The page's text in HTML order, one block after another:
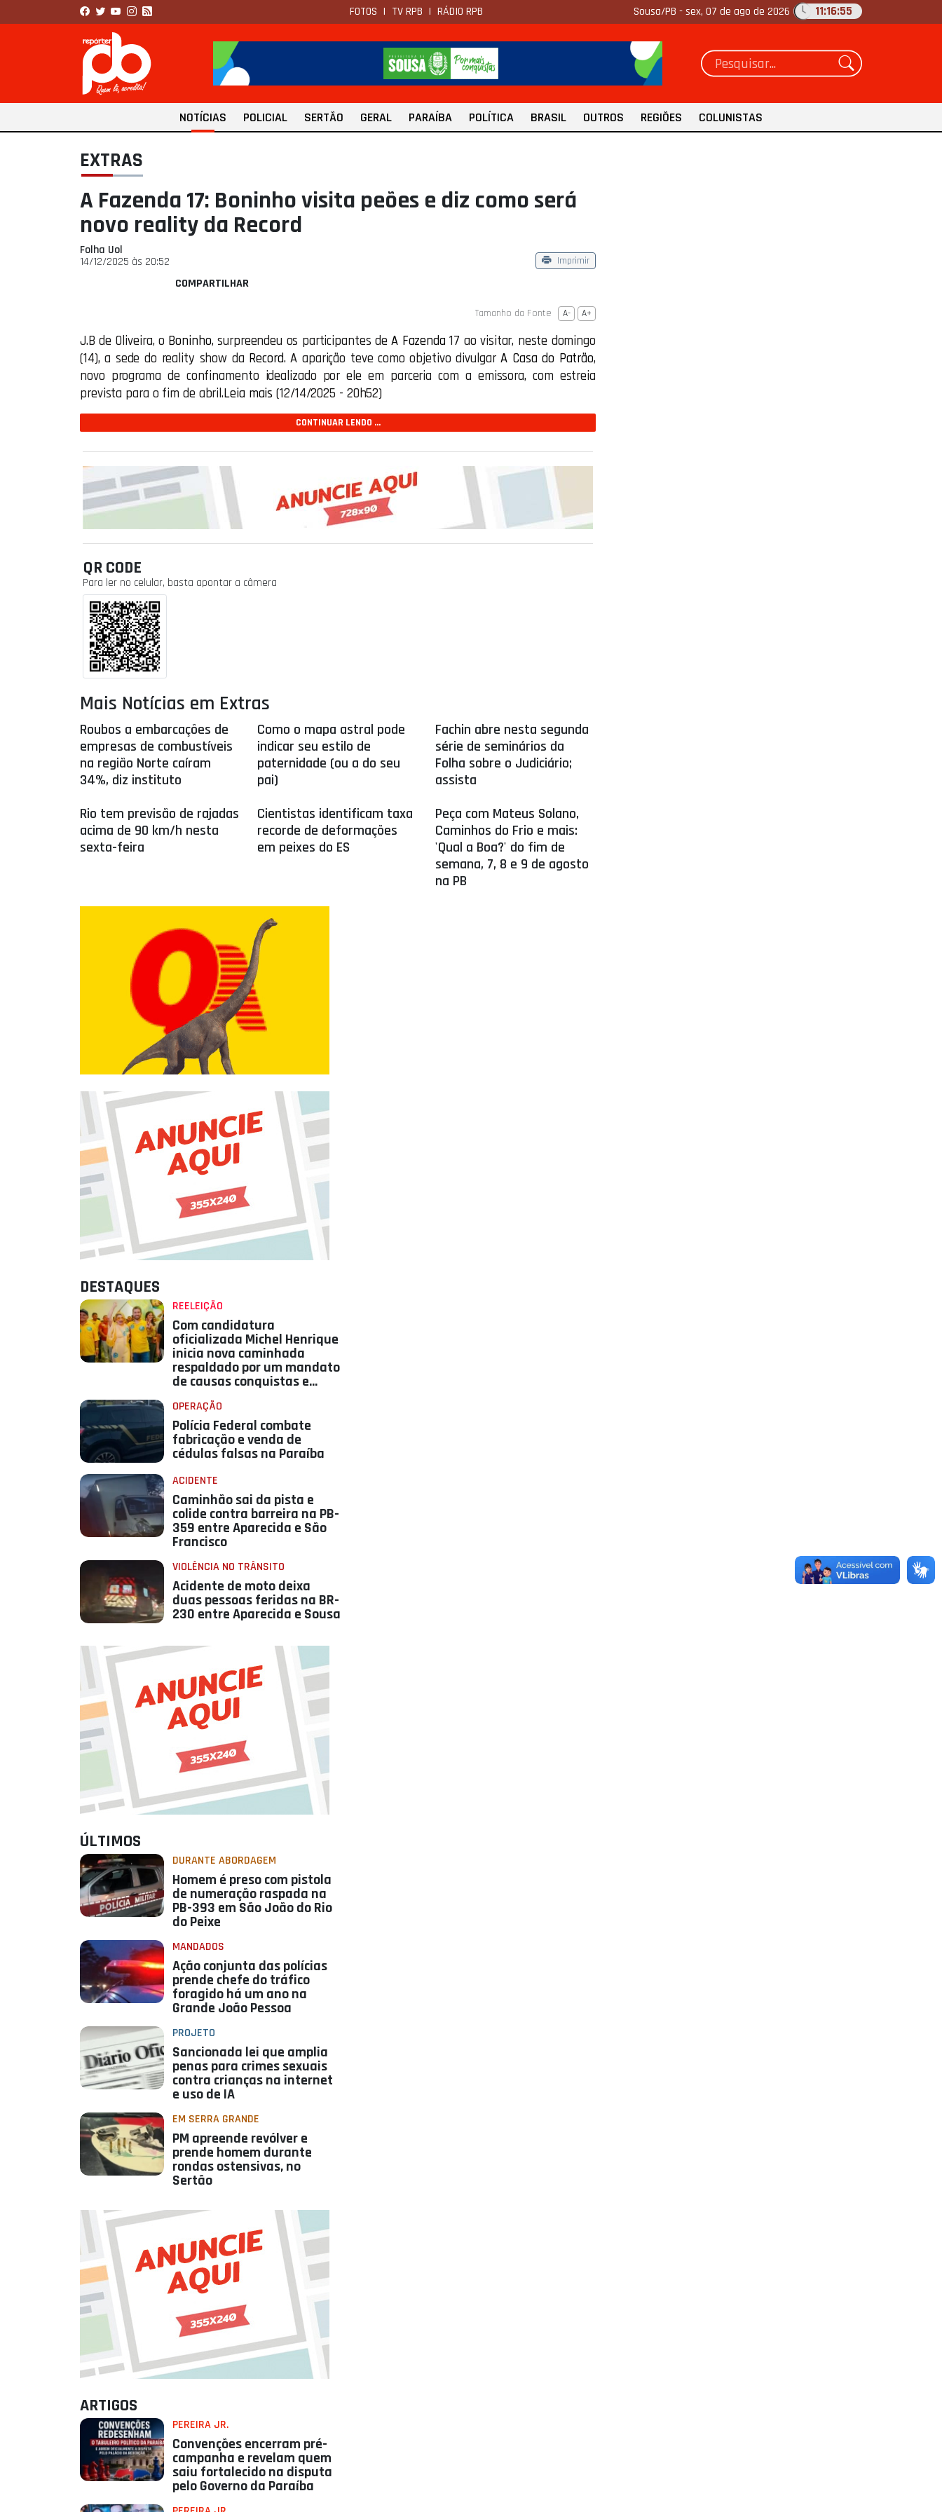
FOTOS | TV RPB | RÁDIO RPB Sousa/PB -sex, 07 de ago de 2026 11:16:56
NOTÍCIAS POLICIAL SERTÃO GERAL PARAÍBA POLÍTICA BRASIL OUTROS REGIÕES COLUNISTAS
EXTRAS
A Fazenda 17: Boninho visita peões e diz como será
novo reality da Record
Folha Uol
14/12/2025 às 20:52
Imprimir
COMPARTILHAR
Tamanho da Fonte A- A+
J.B de Oliveira, o Boninho, surpreendeu os participantes deA Fazenda 17 ao visitar, neste domingo
(14), a sede do reality show da Record. A aparição teve como objetivo divulgarA Casa do Patrão,
novo programa de confinamento idealizado por ele em parceria com a emissora, com estreia
prevista para o fim de abril.Leia mais (12/14/2025 - 20h52)
CONTINUAR LENDO ...
QR CODE
Para ler no celular, basta apontar a câmera
Mais Notícias em Extras
Roubos a embarcações de
empresas de combustíveis
na região Norte caíram
34%, diz instituto
Como o mapa astral pode
indicar seu estilo de
paternidade (ou a do seu
pai)
Fachin abre nesta segunda
série de seminários da
Folha sobre o Judiciário;
assista
Rio tem previsão de rajadas
acima de 90 km/h nesta
sexta-feira
Cientistas identificam taxa
recorde de deformações
em peixes do ES
Peça com Mateus Solano,
Caminhos do Frio e mais:
'Qual a Boa?' do fim de
semana, 7, 8 e 9 de agosto
na PB
DESTAQUES
REELEIÇÃO
Com candidatura
oficializada Michel Henrique
inicia nova caminhada
respaldado por um mandato
de causas conquistas e
OPERAÇÃO
Polícia Federal combate
fabricação e venda de
cédulas falsas na Paraíba
ACIDENTE
Caminhão sai da pista e
colide contra barreira na PB-
359 entre Aparecida e São
Francisco
VIOLÊNCIA NO TRÂNSITO
Acidente de moto deixa
duas pessoas feridas na BR-
230 entre Aparecida e Sousa
ÚLTIMOS
DURANTE ABORDAGEM
Homem é preso com pistola
de numeração raspada na
PB-393 em São João do Rio
do Peixe
MANDADOS
Ação conjunta das polícias
prende chefe do tráfico
foragido há um ano na
Grande João Pessoa
PROJETO
Sancionada lei que amplia
penas para crimes sexuais
contra crianças na internet
e uso de IA
EM SERRA GRANDE
PM apreende revólver e
prende homem durante
rondas ostensivas, no
Sertão
ARTIGOS
PEREIRA JR.
Convenções encerram pré-
campanha e revelam quem
saiu fortalecido na disputa
pelo Governo da Paraíba